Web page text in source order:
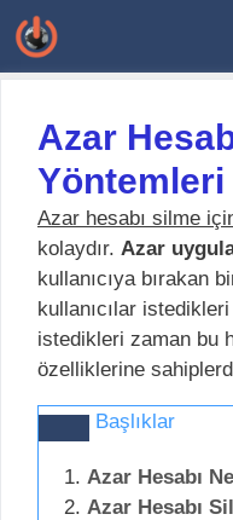
İçeriğe
atla
Azar
Azar hesabı silme
kolaydır. Azar
kullanıcıya bırakan
kullanıcılar
istedikleri zaman bu
özelliklerine
Başlıklar
Azar Hesabı
Azar Hesabı